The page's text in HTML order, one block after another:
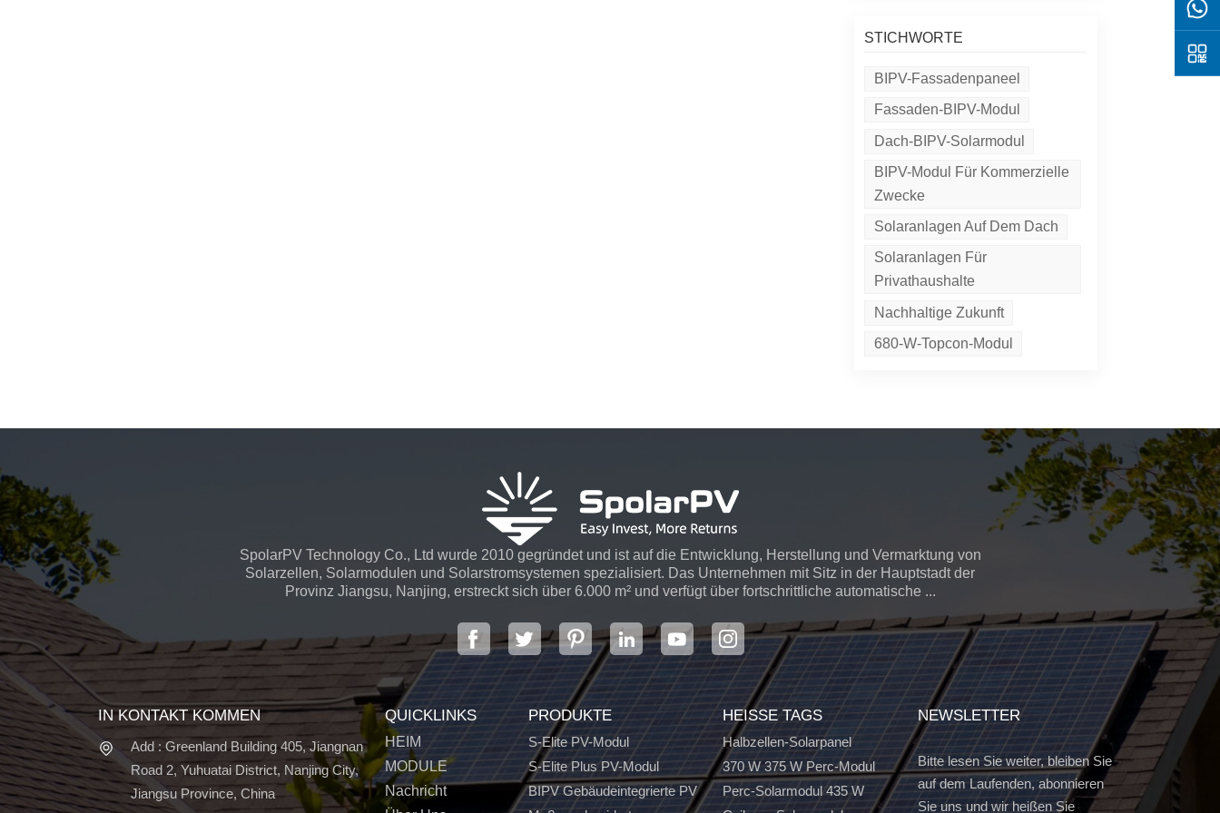
STICHWORTE
BIPV-Fassadenpaneel
Fassaden-BIPV-Modul
Dach-BIPV-Solarmodul
BIPV-Modul Für Kommerzielle
Zwecke
Solaranlagen Auf Dem Dach
Solaranlagen Für
Privathaushalte
Nachhaltige Zukunft
680-W-Topcon-Modul
SpolarPV Technology Co., Ltd wurde 2010 gegründet und ist auf die Entwicklung, Herstellung und Vermarktung von
Solarzellen, Solarmodulen und Solarstromsystemen spezialisiert. Das Unternehmen mit Sitz in der Hauptstadt der
Provinz Jiangsu, Nanjing, erstreckt sich über 6.000 m² und verfügt über fortschrittliche automatische ...
IN KONTAKT KOMMEN
Add : Greenland Building 405, Jiangnan
Road 2, Yuhuatai District, Nanjing City,
Jiangsu Province, China
QUICKLINKS
HEIM
MODULE
Nachricht
PRODUKTE
S-Elite PV-Modul
S-Elite Plus PV-Modul
BIPV Gebäudeintegrierte PV
HEISSE TAGS
Halbzellen-Solarpanel
370 W 375 W Perc-Modul
Perc-Solarmodul 435 W
NEWSLETTER
Bitte lesen Sie weiter, bleiben Sie
auf dem Laufenden, abonnieren
Sie uns und wir heißen Sie